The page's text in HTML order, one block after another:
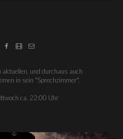
  
aktuellen, und durchaus auch
in sein "Sprechzimmer".
ca. 22:00 Uhr